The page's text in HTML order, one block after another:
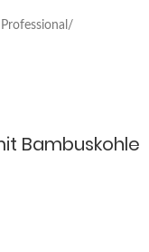
/
Bambuskohle